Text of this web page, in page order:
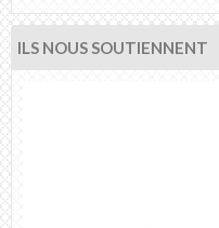
ILS NOUS SOUTIENNENT